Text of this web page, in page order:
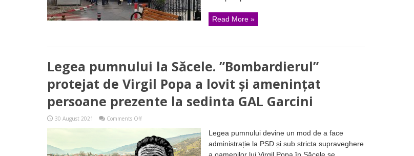
Brașov,
condiții
ca
Read More »
Legea pumnului la Săcele. ”Bombardierul”
protejat de Virgil Popa a lovit și amenințat
persoane prezente la sedinta GAL Garcini
30 August 2021 Comments Offon
la
Săcele.
”Bombardierul”
Legea pumnului devine un mod de a face
administrație la PSD și sub stricta supraveghere